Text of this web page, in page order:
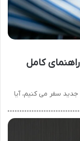
کامل
سفر می کنیم، آیا